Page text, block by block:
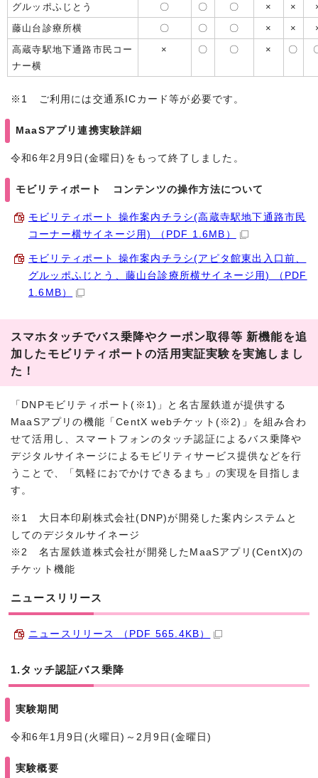
グルッポふじとう
〇 〇 〇 × ×
藤山台診療所横
〇 〇 〇 × ×
高蔵寺駅地下通路市民コー
ナー横
× 〇 〇 × 〇
※1 ご利用には交通系ICカード等が必要です。
MaaSアプリ連携実験詳細
令和6年2月9日(金曜日)をもって終了しました。
モビリティポート コンテンツの操作方法について
モビリティポート 操作案内チラシ(高蔵寺駅地下通路市民
コーナー横サイネージ用) （PDF 1.6MB）
モビリティポート 操作案内チラシ(アピタ館東出入口前、
グルッポふじとう、藤山台診療所横サイネージ用) （PDF
1.6MB）
スマホタッチでバス乗降やクーポン取得等 新機能を追
加したモビリティポートの活用実証実験を実施しまし
た！
「DNPモビリティポート(※1)」と名古屋鉄道が提供する
MaaSアプリの機能「CentX webチケット(※2)」を組み合わ
せて活用し、スマートフォンのタッチ認証によるバス乗降や
デジタルサイネージによるモビリティサービス提供などを行
うことで、「気軽におでかけできるまち」の実現を目指しま
す。
※1 大日本印刷株式会社(DNP)が開発した案内システムと
してのデジタルサイネージ
※2 名古屋鉄道株式会社が開発したMaaSアプリ(CentX)の
チケット機能
ニュースリリース
ニュースリリース （PDF 565.4KB）
1.タッチ認証バス乗降
実験期間
令和6年1月9日(火曜日)～2月9日(金曜日)
実験概要